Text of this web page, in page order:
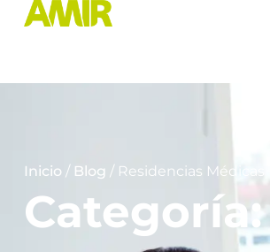
Inicio / Blog / Residencias Médicas